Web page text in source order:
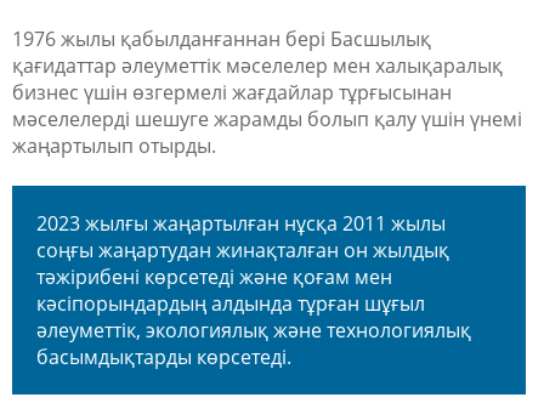
1976 жылы қабылданғаннан бері Басшылық
қағидаттар әлеуметтік мәселелер мен халықаралық
бизнес үшін өзгермелі жағдайлар тұрғысынан
мәселелерді шешуге жарамды болып қалу үшін үнемі
жаңартылып отырды.
2023 жылғы жаңартылған нұсқа 2011 жылы
соңғы жаңартудан жинақталған он жылдық
тәжірибені көрсетеді және қоғам мен
кәсіпорындардың алдында тұрған шұғыл
әлеуметтік, экологиялық және технологиялық
басымдықтарды көрсетеді.